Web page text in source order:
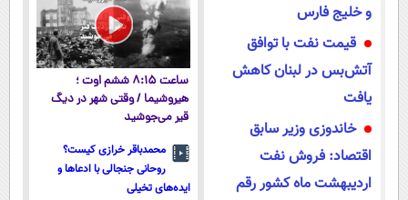
و خلیج فارس
قیمت نفت با توافق
آتش‌بس در لبنان کاهش
یافت
خاندوزی وزیر سابق
اقتصاد: فروش نفت
اردیبهشت ماه کشور رقم
ساعت ۸:۱۵ ششم اوت ؛
هیروشیما / وقتی شهر در دیگ
قیر می‌جوشید
محمدباقر خرازی کیست؟
روحانی جنجالی با ادعاها و
ایده‌های تخیلی